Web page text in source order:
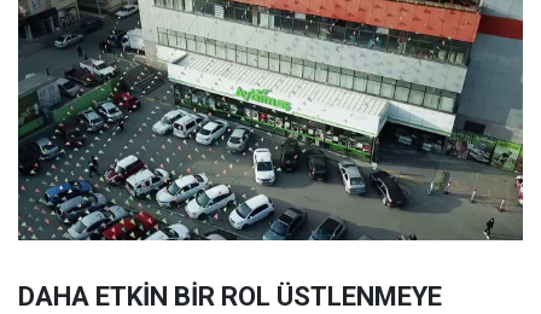
DAHA ETKİN BİR ROL ÜSTLENMEYE